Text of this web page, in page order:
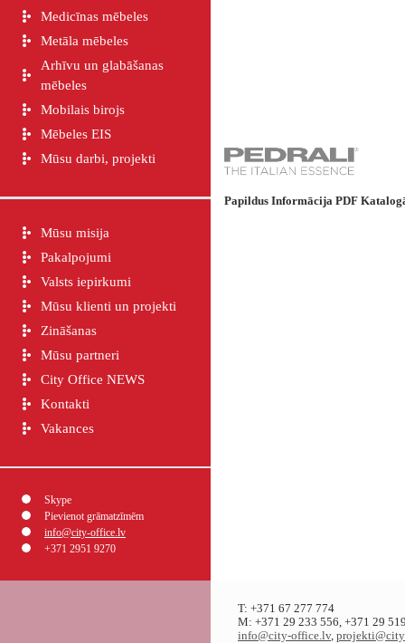
Medicīnas mēbeles
Metāla mēbeles
Arhīvu un glabāšanas
mēbeles
Mobilais birojs
Mēbeles EIS
Mūsu darbi, projekti
Mūsu misija
Pakalpojumi
Valsts iepirkumi
Mūsu klienti un projekti
Zināšanas
Mūsu partneri
City Office NEWS
Kontakti
Vakances
Skype
Pievienot grāmatzīmēm
info@city-office.lv
+371 2951 9270
Papildus Informācija PDF
T: +371 67 277 774
M: +371 29 233 556, +371 29
info@city-office.lv,